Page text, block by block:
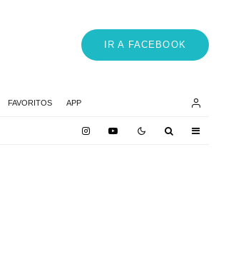
IR A FACEBOOK
FAVORITOS APP